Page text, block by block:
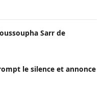
Sarr de
le silence et annonce